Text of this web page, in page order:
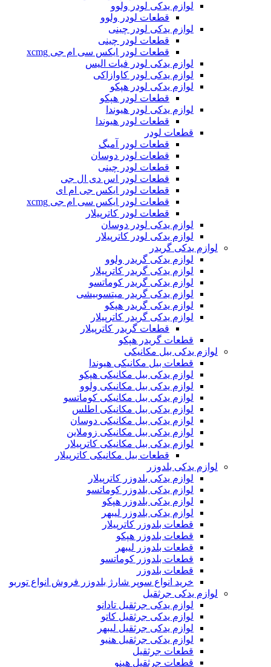
لوازم یدکی لودر ولوو
قطعات لودر ولوو
لوازم یدکی لودر چینی
قطعات لودر چینی
قطعات لودر ایکس سی ام جی xcmg
لوازم یدکی لودر فیات الیس
لوازم یدکی لودر کاوازاکی
لوازم یدکی لودر هپکو
قطعات لودر هپکو
لوازم یدکی لودر هیوندا
قطعات لودر هیوندا
قطعات لودر
قطعات لودر آمیگ
قطعات لودر دوسان
قطعات لودر چینی
قطعات لودر اس دی ال جی
قطعات لودر ایکس جی ام ای
قطعات لودر ایکس سی ام جی xcmg
قطعات لودر کاترپیلار
لوازم یدکی لودر دوسان
لوازم یدکی لودر کاترپیلار
لوازم یدکی گریدر
لوازم یدکی گریدر ولوو
لوازم یدکی گریدر کاترپیلار
لوازم یدکی گریدر کوماتسو
لوازم یدکی گریدر میتسوبیشی
لوازم یدکی گریدر هپکو
لوازم یدکی گریدر کاترپیلار
قطعات گریدر کاترپیلار
قطعات گریدر هپکو
لوازم یدکی بیل مکانیکی
قطعات بیل مکانیکی هیوندا
لوازم یدکی بیل مکانیکی هپکو
لوازم یدکی بیل مکانیکی ولوو
لوازم یدکی بیل مکانیکی کوماتسو
لوازم یدکی بیل مکانیکی اطلس
لوازم یدکی بیل مکانیکی دوسان
لوازم یدکی بیل مکانیکی زوملاین
لوازم یدکی بیل مکانیکی کاترپیلار
قطعات بیل مکانیکی کاترپیلار
لوازم یدکی بلدوزر
لوازم یدکی بلدوزر کاترپیلار
لوازم یدکی بلدوزر کوماتسو
لوازم یدکی بلدوزر هپکو
لوازم یدکی بلدوزر لیبهر
قطعات بلدوزر کاترپیلار
قطعات بلدوزر هپکو
قطعات بلدوزر لیبهر
قطعات بلدوزر کوماتسو
قطعات بلدوزر
خرید انواع سوپر شارژ بلدوزر فروش انواع توربو
لوازم یدکی جرثقیل
لوازم یدکی جرثقیل تادانو
لوازم یدکی جرثقیل کاتو
لوازم یدکی جرثقیل لیبهر
لوازم یدکی جرثقیل هنیو
قطعات جرثقیل
قطعات جرثقیل هینو